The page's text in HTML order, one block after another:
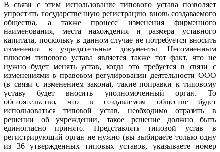
В связи с этим использование типового устава позволяет
упростить государственную регистрацию вновь создаваемого
общества, а также процесс изменения фирменного
наименования, места нахождения и размера уставного
капитала, поскольку в данном случае не потребуется вносить
изменения в учредительные документы. Несомненным
плюсом типового устава является также тот факт, что не
нужно будет менять устав, когда это требуется в связи с
изменениями в правовом регулировании деятельности ООО
(в связи с изменением закона), такие поправки к типовому
уставу будет вносить уполномоченный орган. То
обстоятельство, что в создаваемом обществе будет
использоваться типовой устав, необходимо отразить в
решении об учреждении, такое решение должно быть
единогласно принято. Представлять типовой устав в
регистрирующий орган не нужно (вы выбираете только одну
из 36 утвержденных типовых уставов, указываете номер